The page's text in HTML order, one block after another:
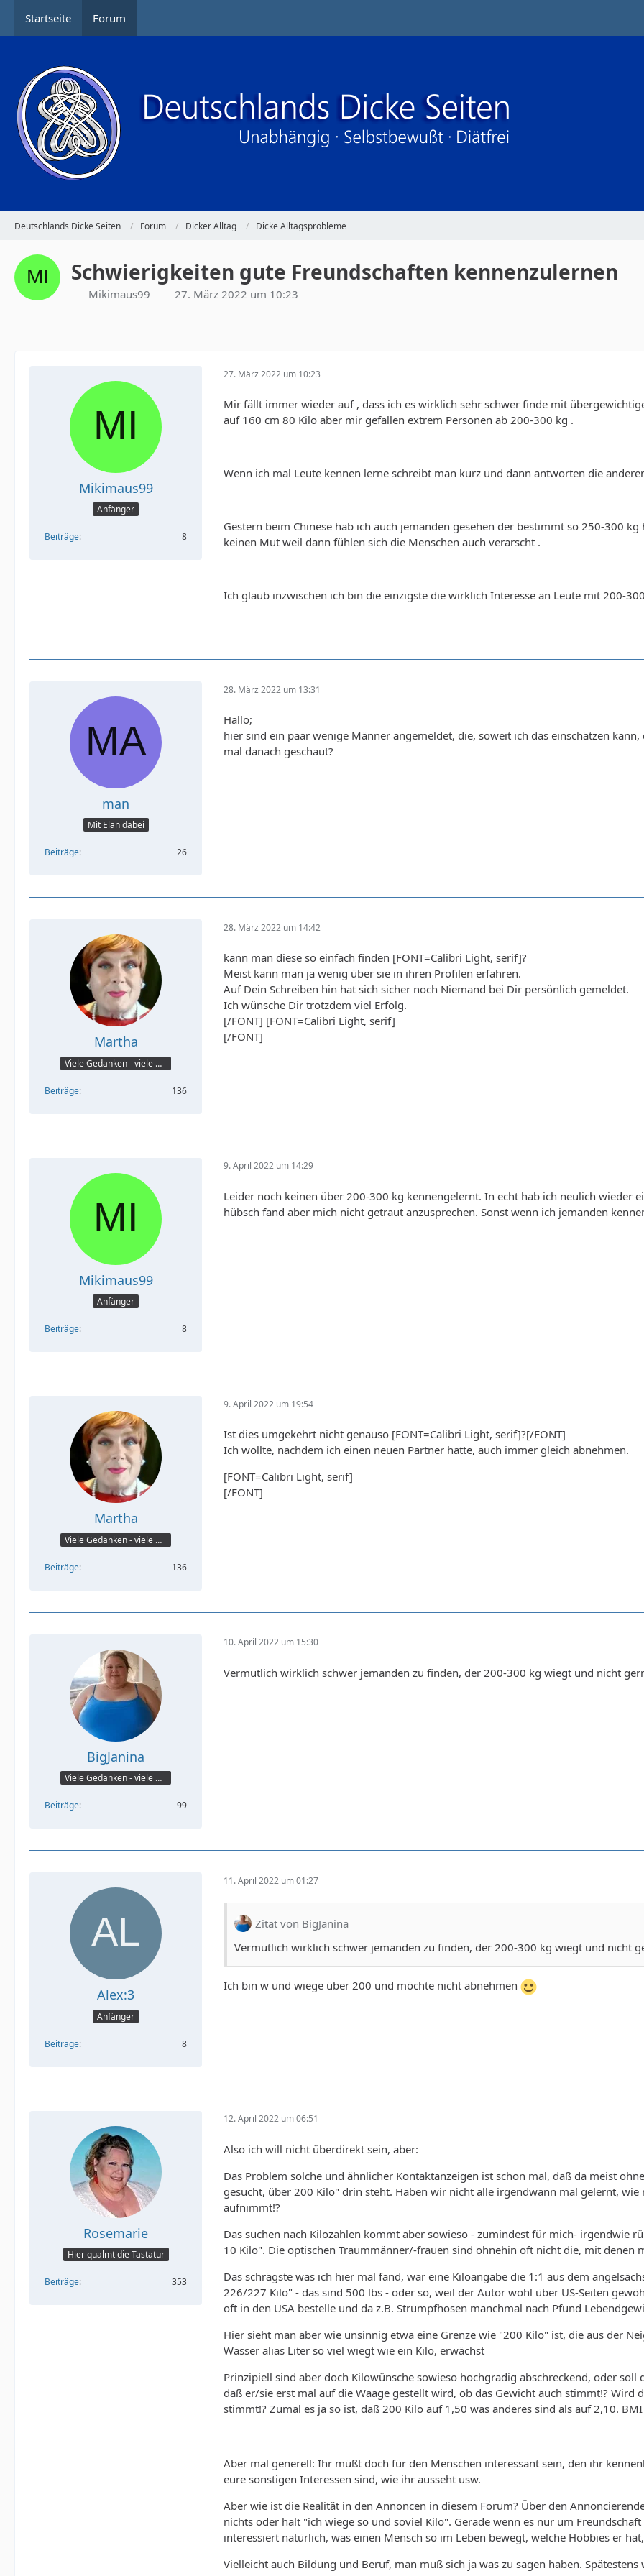
Startseite Forum
Deutschlands Dicke Seiten Forum Dicker Alltag Dicke Alltagsprobleme
Schwierigkeiten gute Freundschaften kennenzulernen
Mikimaus99 27. März 2022 um 10:23
Mikimaus99
Anfänger
Beiträge 8
27. März 2022 um 10:23
Mir fällt immer wieder auf , dass ich es wirklich sehr schwer finde mit
auf 160 cm 80 Kilo aber mir gefallen extrem Personen ab 200-300 kg .
Wenn ich mal Leute kennen lerne schreibt man kurz und dann antworten die
Gestern beim Chinese hab ich auch jemanden gesehen der bestimmt so 250-300
keinen Mut weil dann fühlen sich die Menschen auch verarscht .
Ich glaub inzwischen ich bin die einzigste die wirklich Interesse an Leute mit 200-
man
Mit Elan dabei
Beiträge 26
28. März 2022 um 13:31
Hallo;
hier sind ein paar wenige Männer angemeldet, die, soweit ich das einschätzen
mal danach geschaut?
Martha
Viele Gedanken - viele Worte
Beiträge 136
28. März 2022 um 14:42
kann man diese so einfach finden [FONT=Calibri Light, serif]?
Meist kann man ja wenig über sie in ihren Profilen erfahren.
Auf Dein Schreiben hin hat sich sicher noch Niemand bei Dir persönlich gemeldet.
Ich wünsche Dir trotzdem viel Erfolg.
[/FONT] [FONT=Calibri Light, serif]
[/FONT]
Mikimaus99
Anfänger
Beiträge 8
9. April 2022 um 14:29
Leider noch keinen über 200-300 kg kennengelernt. In echt hab ich neulich wieder
hübsch fand aber mich nicht getraut anzusprechen. Sonst wenn ich jemanden
Martha
Viele Gedanken - viele Worte
Beiträge 136
9. April 2022 um 19:54
Ist dies umgekehrt nicht genauso [FONT=Calibri Light, serif]?[/FONT]
Ich wollte, nachdem ich einen neuen Partner hatte, auch immer gleich abnehmen.
[FONT=Calibri Light, serif]
[/FONT]
BigJanina
Viele Gedanken - viele Worte
Beiträge 99
10. April 2022 um 15:30
Vermutlich wirklich schwer jemanden zu finden, der 200-300 kg wiegt und nicht
Alex:3
Anfänger
Beiträge 8
11. April 2022 um 01:27
Zitat von BigJanina
Vermutlich wirklich schwer jemanden zu finden, der 200-300 kg wiegt und nicht
Ich bin w und wiege über 200 und möchte nicht abnehmen
Rosemarie
Hier qualmt die Tastatur
Beiträge 353
12. April 2022 um 06:51
Also ich will nicht überdirekt sein, aber:
Das Problem solche und ähnlicher Kontaktanzeigen ist schon mal, daß da meist
gesucht, über 200 Kilo" drin steht. Haben wir nicht alle irgendwann mal gelernt,
aufnimmt!?
Das suchen nach Kilozahlen kommt aber sowieso - zumindest für mich- irgendwie
10 Kilo". Die optischen Traummänner/-frauen sind ohnehin oft nicht die, mit denen
Das schrägste was ich hier mal fand, war eine Kiloangabe die 1:1 aus dem
226/227 Kilo" - das sind 500 lbs - oder so, weil der Autor wohl über US-Seiten
oft in den USA bestelle und da z.B. Strumpfhosen manchmal nach Pfund
Hier sieht man aber wie unsinnig etwa eine Grenze wie "200 Kilo" ist, die aus der
Wasser alias Liter so viel wiegt wie ein Kilo, erwächst
Prinzipiell sind aber doch Kilowünsche sowieso hochgradig abschreckend, oder
daß er/sie erst mal auf die Waage gestellt wird, ob das Gewicht auch stimmt!?
stimmt!? Zumal es ja so ist, daß 200 Kilo auf 1,50 was anderes sind als auf 2,10.
Aber mal generell: Ihr müßt doch für den Menschen interessant sein, den ihr
eure sonstigen Interessen sind, wie ihr ausseht usw.
Aber wie ist die Realität in den Annoncen in diesem Forum? Über den
nichts oder halt "ich wiege so und soviel Kilo". Gerade wenn es nur um
interessiert natürlich, was einen Mensch so im Leben bewegt, welche Hobbies er
Vielleicht auch Bildung und Beruf, man muß sich ja was zu sagen haben.